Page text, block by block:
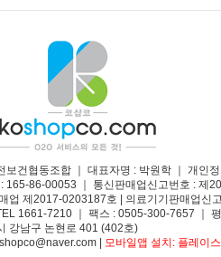
보건협동조합 ｜ 대표자명 : 박원학 ｜ 개인
165-86-00053 ｜ 통신판매업신고번호 : 제
업 제2017-0203187호 | 의료기기판매업신
1661-7210 ｜ 팩스 : 0505-300-7657 ｜
강남구 논현로 401 (402호)​
| 모바일앱 설치: 플레이